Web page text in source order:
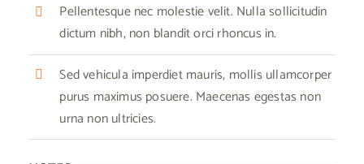
Pellentesque nec molestie velit. Nulla sollicitudin
dictum nibh, non blandit orci rhoncus in.
Sed vehicula imperdiet mauris, mollis ullamcorper
purus maximus posuere. Maecenas egestas non
urna non ultricies.